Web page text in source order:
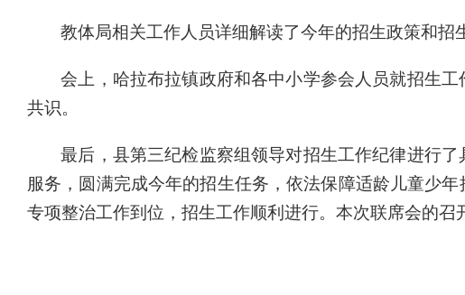
教体局相关工作人员详细解读了今年的招生政策和招
会上 ， 哈拉布拉镇政府和各中小学参会人员就招生工
共识。
最后， 县第三纪检监察组领导对招生工作纪律进行了
服务，圆满完成今年的招生任务 ，依法保障适龄儿童少
专项整治工作到位，招生工作顺利进行。本次联席会的召